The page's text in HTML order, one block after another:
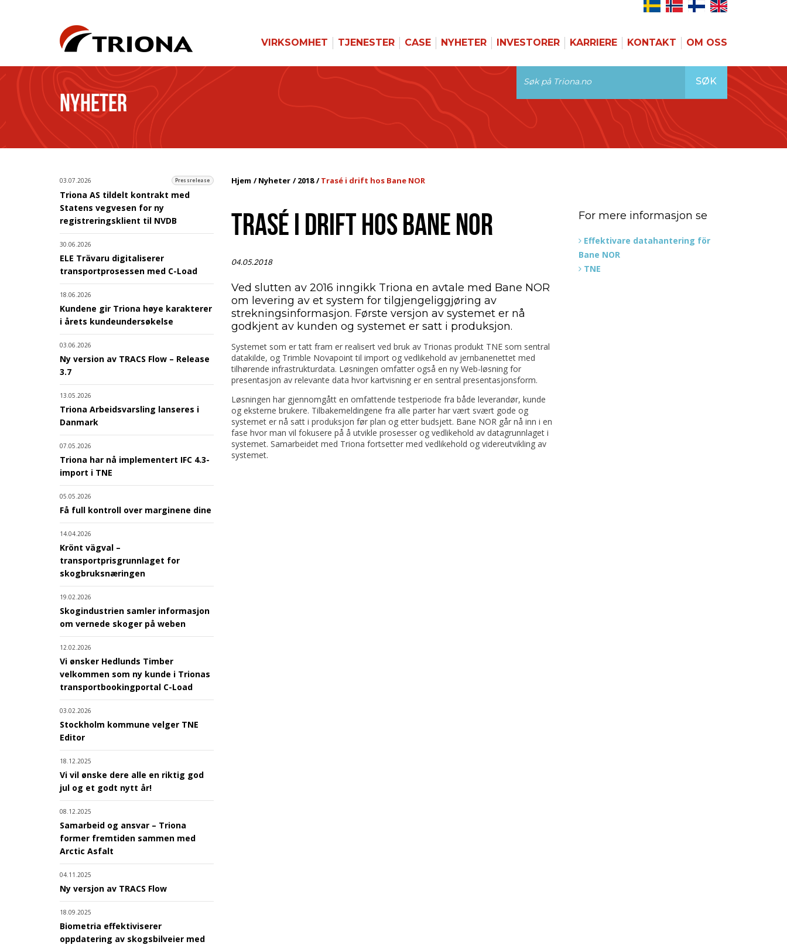
VIRKSOMHET TJENESTER CASE NYHETER INVESTORER KARRIERE KONTAKT OM OSS
NYHETER
SØK
03.07.2026 Pressrelease
Triona AS tildelt kontrakt med
Statens vegvesen for ny
registreringsklient til NVDB
30.06.2026
ELE Trävaru digitaliserer
transportprosessen med C-Load
18.06.2026
Kundene gir Triona høye karakterer
i årets kundeundersøkelse
03.06.2026
Ny version av TRACS Flow – Release
3.7
13.05.2026
Triona Arbeidsvarsling lanseres i
Danmark
07.05.2026
Triona har nå implementert IFC 4.3-
import i TNE
05.05.2026
Få full kontroll over marginene dine
14.04.2026
Krönt vägval –
transportprisgrunnlaget for
skogbruksnæringen
19.02.2026
Skogindustrien samler informasjon
om vernede skoger på weben
12.02.2026
Vi ønsker Hedlunds Timber
velkommen som ny kunde i Trionas
transportbookingportal C-Load
03.02.2026
Stockholm kommune velger TNE
Editor
18.12.2025
Vi vil ønske dere alle en riktig god
jul og et godt nytt år!
08.12.2025
Samarbeid og ansvar – Triona
former fremtiden sammen med
Arctic Asfalt
04.11.2025
Ny versjon av TRACS Flow
18.09.2025
Biometria effektiviserer
oppdatering av skogsbilveier med
Hjem Nyheter 2018 Trasé i drift hos Bane NOR
TRASÉ I DRIFT HOS BANE NOR
04.05.2018
Ved slutten av 2016 inngikk Triona en avtale med Bane NOR
om levering av et system for tilgjengeliggjøring av
strekningsinformasjon. Første versjon av systemet er nå
godkjent av kunden og systemet er satt i produksjon.
Systemet som er tatt fram er realisert ved bruk av Trionas produkt TNE som sentral
datakilde, og Trimble Novapoint til import og vedlikehold av jernbanenettet med
tilhørende infrastrukturdata. Løsningen omfatter også en ny Web-løsning for
presentasjon av relevante data hvor kartvisning er en sentral presentasjonsform.
Løsningen har gjennomgått en omfattende testperiode fra både leverandør, kunde
og eksterne brukere. Tilbakemeldingene fra alle parter har vært svært gode og
systemet er nå satt i produksjon før plan og etter budsjett. Bane NOR går nå inn i en
fase hvor man vil fokusere på å utvikle prosesser og vedlikehold av datagrunnlaget i
systemet. Samarbeidet med Triona fortsetter med vedlikehold og videreutvikling av
systemet.
For mere informasjon se
Effektivare datahantering för
Bane NOR
TNE